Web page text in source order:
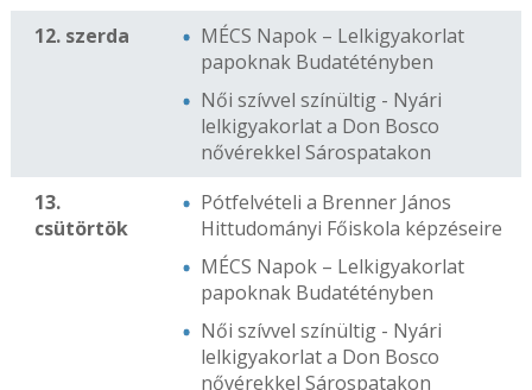
12. szerda
MÉCS Napok – Lelkigyakorlat
papoknak Budatétényben
Női szívvel színültig - Nyári
lelkigyakorlat a Don Bosco
nővérekkel Sárospatakon
13.
csütörtök
Pótfelvételi a Brenner János
Hittudományi Főiskola képzéseire
MÉCS Napok – Lelkigyakorlat
papoknak Budatétényben
Női szívvel színültig - Nyári
lelkigyakorlat a Don Bosco
nővérekkel Sárospatakon